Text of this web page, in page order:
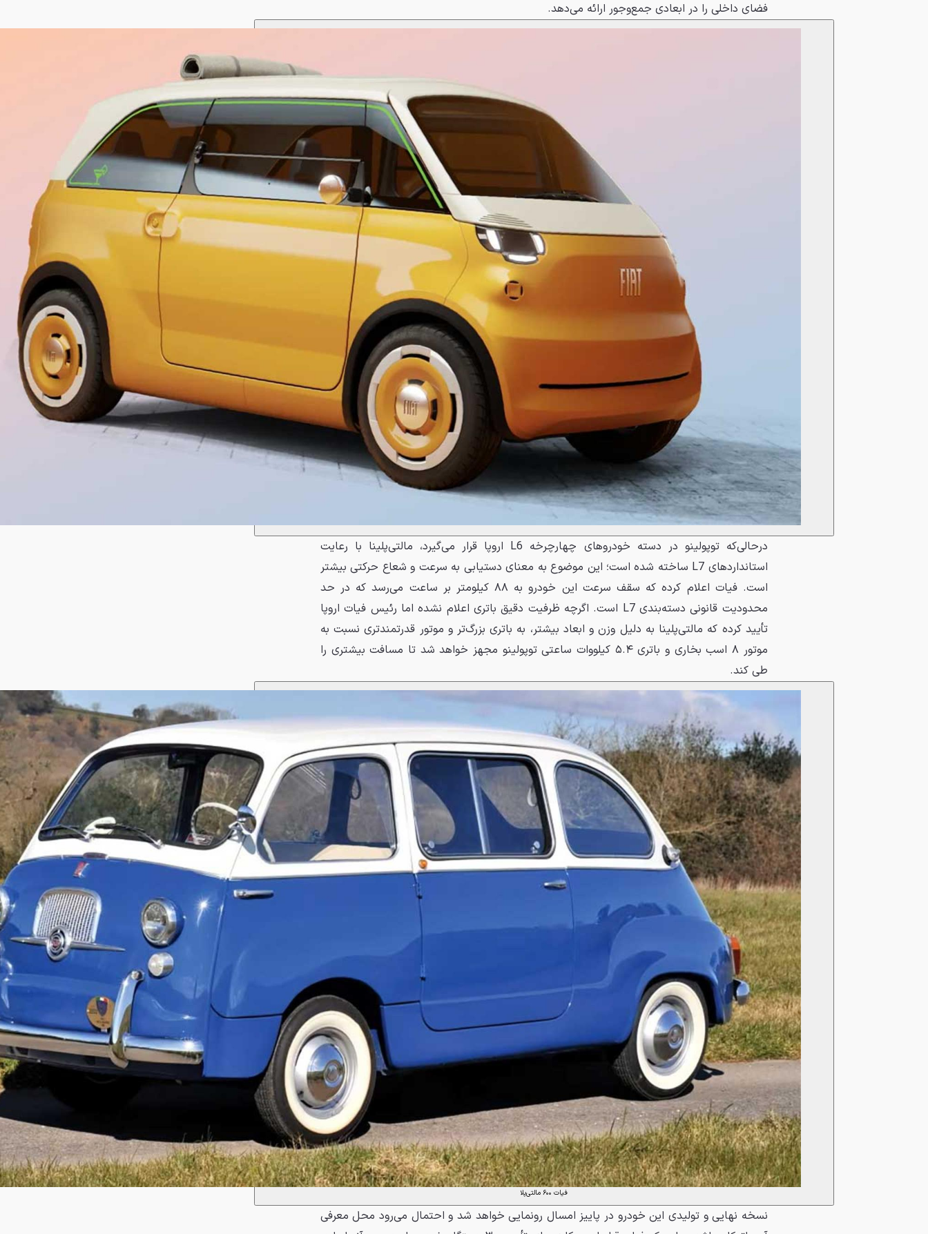
فضای داخلی را در ابعادی جمع‌وجور ارائه می‌دهد.
درحالی‌که توپولینو در دسته خودروهای چهارچرخه L6 اروپا قرار می‌گیرد، مالتی‌پلینا با رعایت
استانداردهای L7 ساخته شده است؛ این موضوع به معنای دستیابی به سرعت و شعاع حرکتی بیشتر
است. فیات اعلام کرده که سقف سرعت این خودرو به ۸۸ کیلومتر بر ساعت می‌رسد که در حد
محدودیت قانونی دسته‌بندی L7 است. اگرچه ظرفیت دقیق باتری اعلام نشده اما رئیس فیات اروپا
تأیید کرده که مالتی‌پلینا به دلیل وزن و ابعاد بیشتر، به باتری بزرگ‌تر و موتور قدرتمندتری نسبت به
موتور ۸ اسب بخاری و باتری ۵.۴ کیلووات ساعتی توپولینو مجهز خواهد شد تا مسافت بیشتری را
طی کند.
فیات ۶۰۰ مالتی‌پلا
نسخه نهایی و تولیدی این خودرو در پاییز امسال رونمایی خواهد شد و احتمال می‌رود محل معرفی